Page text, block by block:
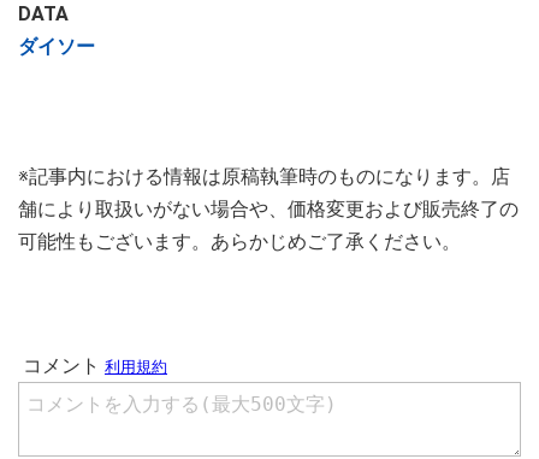
DATA
ダイソー
※記事内における情報は原稿執筆時のものになります。店
舗により取扱いがない場合や、価格変更および販売終了の
可能性もございます。あらかじめご了承ください。